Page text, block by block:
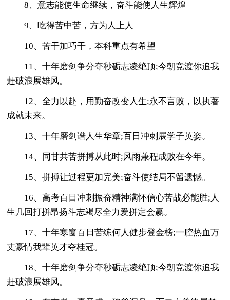
8、意志能使生命继续，奋斗能使人生辉煌
9、吃得苦中苦，方为人上人
10、苦干加巧干，本科重点有希望
11、十年磨剑争分夺秒砺志凌绝顶;今朝竞渡你追我
赶破浪展雄风。
12、全力以赴，用勤奋改变人生;永不言败，以执著
成就未来。
13、十年磨剑谱人生华章;百日冲刺展学子英姿。
14、同甘共苦拼搏从此时;风雨兼程成败在今年。
15、拼搏让过程更加完美;奋斗使结局不留遗憾。
16、高考百日冲刺振奋精神满怀信心苦战必能胜;人
生几回打拼昂扬斗志竭尽全力爱拼定会赢。
17、十年寒窗百日苦练何人健步登金榜;一腔热血万
丈豪情我辈英才夺桂冠。
18、十年磨剑争分夺秒砺志凌绝顶;今朝竞渡你追我
赶破浪展雄风。